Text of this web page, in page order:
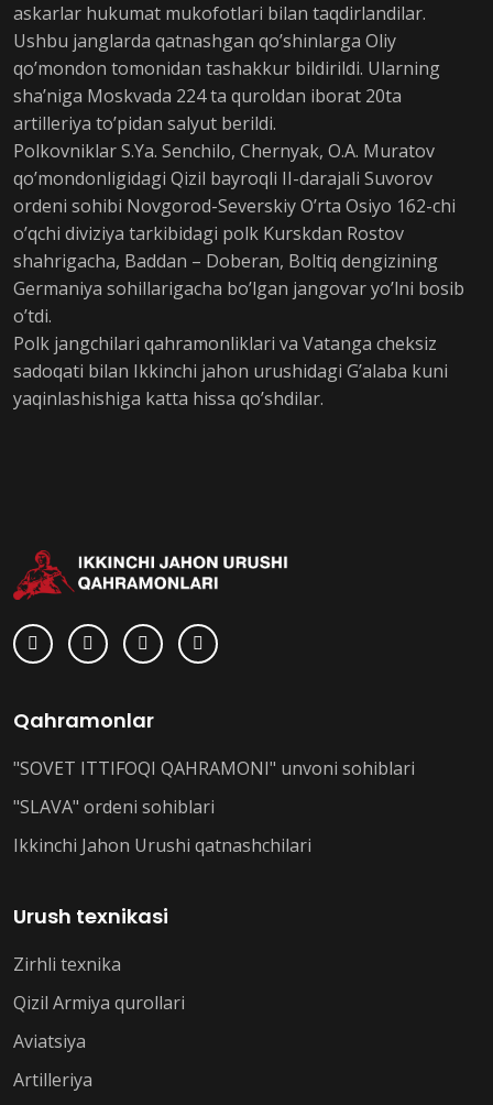
askarlar hukumat mukofotlari bilan taqdirlandilar.
Ushbu janglarda qatnashgan qo’shinlarga Oliy
qo’mondon tomonidan tashakkur bildirildi. Ularning
sha’niga Moskvada 224 ta quroldan iborat 20ta
artilleriya to’pidan salyut berildi.
Polkovniklar S.Ya. Senchilo, Chernyak, O.A. Muratov
qo’mondonligidagi Qizil bayroqli II-darajali Suvorov
ordeni sohibi Novgorod-Severskiy O’rta Osiyo 162-chi
o’qchi diviziya tarkibidagi polk Kurskdan Rostov
shahrigacha, Baddan – Doberan, Boltiq dengizining
Germaniya sohillarigacha bo’lgan jangovar yo’lni bosib
o’tdi.
Polk jangchilari qahramonliklari va Vatanga cheksiz
sadoqati bilan Ikkinchi jahon urushidagi G’alaba kuni
yaqinlashishiga katta hissa qo’shdilar.
Qahramonlar
"SOVET ITTIFOQI QAHRAMONI" unvoni sohiblari
"SLAVA" ordeni sohiblari
Ikkinchi Jahon Urushi qatnashchilari
Urush texnikasi
Zirhli texnika
Qizil Armiya qurollari
Aviatsiya
Artilleriya